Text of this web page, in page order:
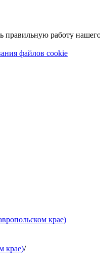
работу нашего
файлов cookie
крае)
крае)/